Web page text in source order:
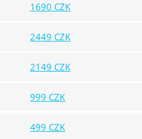
1690 CZK
2449 CZK
2149 CZK
999 CZK
499 CZK